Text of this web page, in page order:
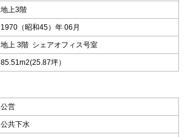
地上3階
1970（昭和45）年 06月
地上 3階 シェアオフィス号室
85.51m2(25.87坪）
公営
公共下水